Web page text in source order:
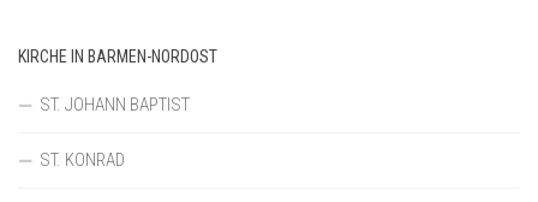
KIRCHE IN BARMEN-NORDOST
ST. JOHANN BAPTIST
ST. KONRAD